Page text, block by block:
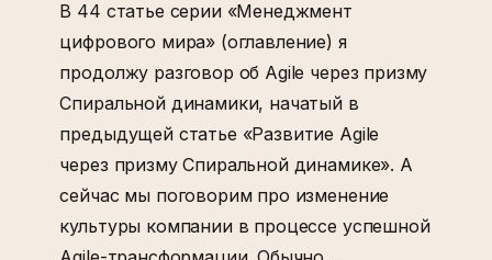
В 44 статье серии «Менеджмент
цифрового мира» (оглавление) я
продолжу разговор об Agile через призму
Спиральной динамики, начатый в
предыдущей статье «Развитие Agile
через призму Спиральной динамике». А
сейчас мы поговорим про изменение
культуры компании в процессе успешной